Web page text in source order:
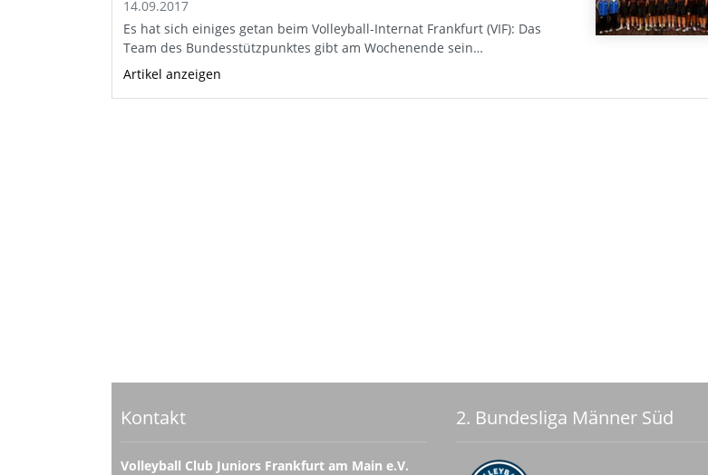
14.09.2017
Es hat sich einiges getan beim Volleyball-Internat Frankfurt (VIF): Das
Team des Bundesstützpunktes gibt am Wochenende sein…
Artikel anzeigen
Kontakt
Volleyball Club Juniors Frankfurt am Main e.V.
2. Bundesliga Männer Süd